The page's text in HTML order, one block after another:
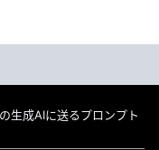
生成AIに送るプロンプト